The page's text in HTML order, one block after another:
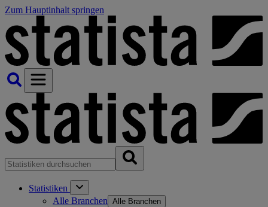
Zum Hauptinhalt springen
Statistiken
Alle Branchen Alle Branchen